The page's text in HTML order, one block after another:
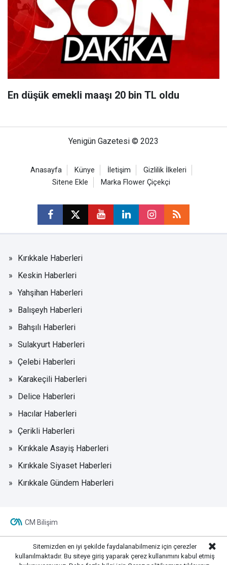
En düşük emekli maaşı 20 bin TL oldu
Yenigün Gazetesi © 2023
Anasayfa Künye İletişim
Gizlilik İlkeleri
Sitene Ekle
Marka Flower Çiçekçi
Kırıkkale Haberleri
Keskin Haberleri
Yahşihan Haberleri
Balışeyh Haberleri
Bahşılı Haberleri
Sulakyurt Haberleri
Çelebi Haberleri
Karakeçili Haberleri
Delice Haberleri
Hacılar Haberleri
Çerikli Haberleri
Kırıkkale Asayiş Haberleri
Kırıkkale Siyaset Haberleri
Kırıkkale Gündem Haberleri
CM Bilişim
Sitemizden en iyi şekilde faydalanabilmeniz için çerezler
kullanılmaktadır. Bu siteye giriş yaparak çerez kullanımını kabul etmiş